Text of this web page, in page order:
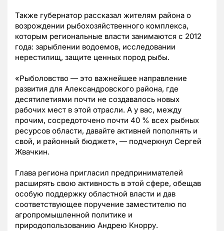
Также губернатор рассказал жителям района о
возрождении рыбохозяйственного комплекса,
которым региональные власти занимаются с 2012
года: зарыблении водоемов, исследовании
нерестилищ, защите ценных пород рыбы.
«Рыболовство — это важнейшее направление
развития для Александровского района, где
десятилетиями почти не создавалось новых
рабочих мест в этой отрасли. А у вас, между
прочим, сосредоточено почти 40 % всех рыбных
ресурсов области, давайте активней пополнять и
свой, и районный бюджет», — подчеркнул Сергей
Жвачкин.
Глава региона пригласил предпринимателей
расширять свою активность в этой сфере, обещав
особую поддержку областной власти и дав
соответствующее поручение заместителю по
агропромышленной политике и
природопользованию Андрею Кнорру.